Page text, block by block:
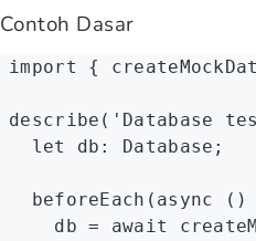
Contoh Dasar
import {
describe ( 'Database
  let
db : Database ;
  beforeEach
( async ()
    db
= await